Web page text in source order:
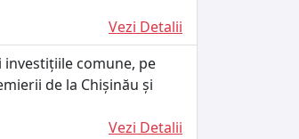
Vezi Detalii
investițiile comune, pe
de la Chișinău și
Vezi Detalii